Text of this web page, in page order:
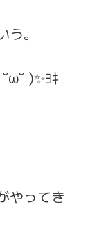
。
)✨ﾖｷ
やってき